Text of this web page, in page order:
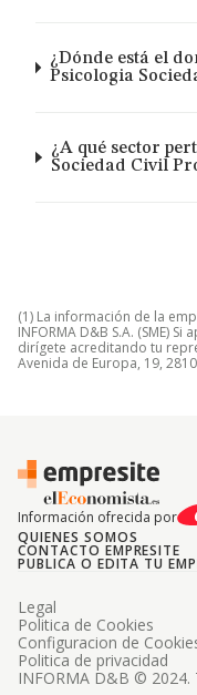
¿Dónde está el
Psicologia
¿A qué sector
Sociedad Civil
(1) La información de la
INFORMA D&B S.A. (SME)
dirígete acreditando tu
Avenida de Europa, 19,
Información ofrecida por
QUIENES SOMOS
CONTACTO EMPRESITE
PUBLICA O EDITA TU
INFORMA D&B ©
Legal
Politica de Cookies
Configuracion de
Politica de privacidad